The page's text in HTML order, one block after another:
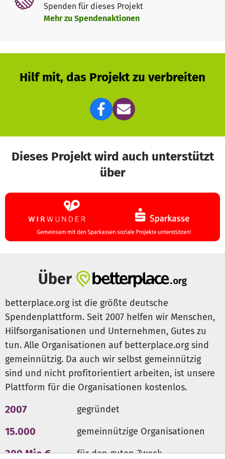
Spenden für dieses Projekt
Mehr zu Spendenaktionen
Hilf mit, das Projekt zu verbreiten
Dieses Projekt wird auch unterstützt
über
Über
betterplace.org ist die größte deutsche
Spendenplattform. Seit 2007 helfen wir Menschen,
Hilfsorganisationen und Unternehmen, Gutes zu
tun. Alle Organisationen auf betterplace.org sind
gemeinnützig. Da auch wir selbst gemeinnützig
sind und nicht profitorientiert arbeiten, ist unsere
Plattform für die Organisationen kostenlos.
2007 gegründet
15.000 gemeinnützige Organisationen
300 Mio € für den guten Zweck